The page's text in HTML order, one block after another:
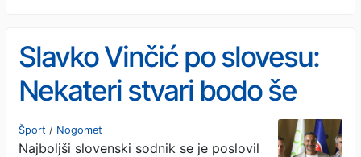
Slavko Vinčić po slovesu:
Nekateri stvari bodo še
prišle za mano
Šport / Nogomet
Najboljši slovenski sodnik se je poslovil